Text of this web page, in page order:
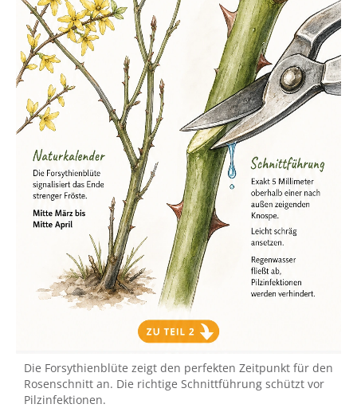
Die Forsythienblüte zeigt den perfekten Zeitpunkt für den
Rosenschnitt an. Die richtige Schnittführung schützt vor
Pilzinfektionen.